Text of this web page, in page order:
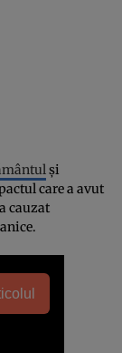
şi
care a avut
cauzat